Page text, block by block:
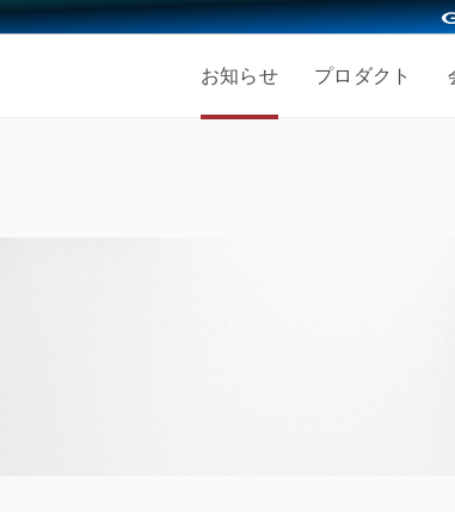
お知らせ プロダクト